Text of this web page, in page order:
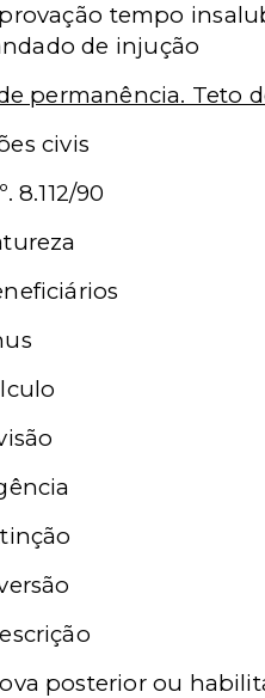
tempo
de injução
permanência. Teto
civis
8.112/90
posterior ou